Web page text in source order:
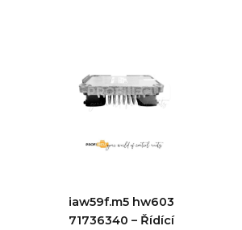
iaw59f.m5 hw603
71736340 – Řídící